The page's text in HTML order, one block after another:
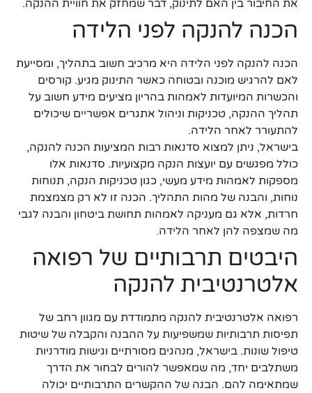
את החיבור בין האם לתינוק, דבר שמחזק את חוויית ההנקה.
הכנה להנקה לפני הלידה
הכנה להנקה לפני הלידה היא מרכיב חשוב בתהליך, ומסייעת
לאם להרגיש מוכנה ובטוחה כאשר התינוק מגיע. קורסים
והכשרות המיועדות לאמהות בהריון מציעים מידע חשוב על
תהליך ההנקה, טכניקות וניהול אתגרים אפשריים שיכולים
להתעורר לאחר הלידה.
בישראל, ניתן למצוא סדנאות רבות המציעות הכנה להנקה,
כולל מפגשים עם יועצות הנקה מקצועיות. סדנאות אלו
מספקות לאמהות מידע מעשי, כגון טכניקות הנקה, תנוחות
נוחות, והבנה של מהות התהליך. הכנה זו לא רק מצמצמת
חרדות, אלא גם מעניקה לאמהות תחושת ביטחון והבנה לגבי
מה שמצפה להן לאחר הלידה.
היבטים תרבותיים של רפואה
אלטרנטיבית להנקה
רפואה אלטרנטיבית להנקה מתמודדת עם מגוון רחב של
תפיסות תרבותיות שמשפיעות על ההבנה והקבלה של שיטות
טיפול שונות. בישראל, מנהגים מסורתיים וגישות מודרניות
משתלבים יחד, מה שמאפשר להורים לבחור את הדרך
שמתאימה להם. הבנה של ההקשרים התרבותיים יכולה